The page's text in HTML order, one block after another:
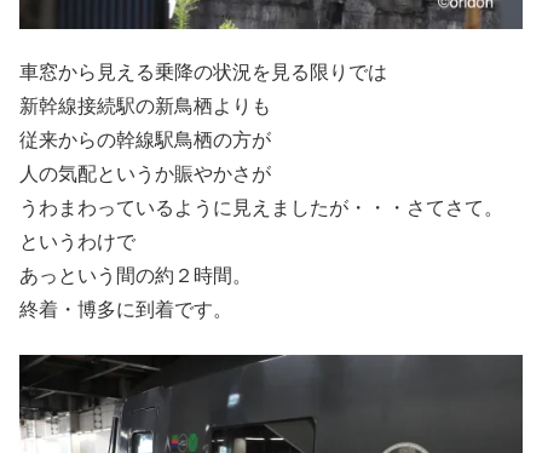
車窓から見える乗降の状況を見る限りでは
新幹線接続駅の新鳥栖よりも
従来からの幹線駅鳥栖の方が
人の気配というか賑やかさが
うわまわっているように見えましたが・・・さてさて。
というわけで
あっという間の約２時間。
終着・博多に到着です。